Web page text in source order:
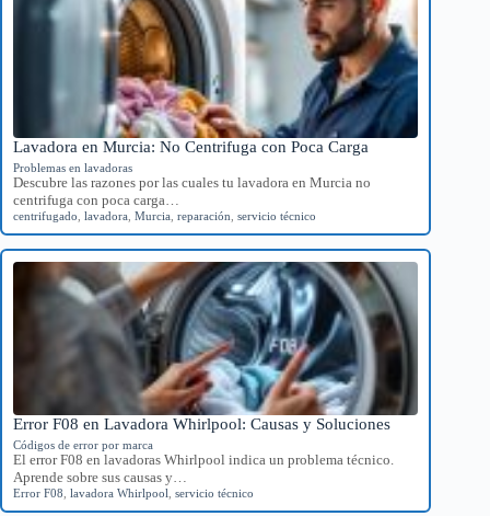
Lavadora en Murcia: No Centrifuga con Poca Carga
Problemas en lavadoras
Descubre las razones por las cuales tu lavadora en Murcia no
centrifuga con poca carga…
centrifugado lavadora Murcia reparación servicio técnico
Error F08 en Lavadora Whirlpool: Causas y Soluciones
Códigos de error por marca
El error F08 en lavadoras Whirlpool indica un problema técnico.
Aprende sobre sus causas y…
Error F08 lavadora Whirlpool servicio técnico